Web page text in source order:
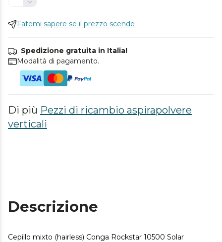
Fatemi sapere se il prezzo scende
Spedizione gratuita in Italia!
Modalità di pagamento.
Di più Pezzi di ricambio aspirapolvere
verticali
Descrizione
Cepillo mixto (hairless) Conga Rockstar 10500 Solar